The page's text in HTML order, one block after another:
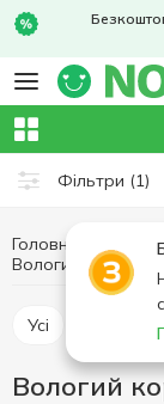
Фільтри (1)
Головна
Усі Сухий
Вологий